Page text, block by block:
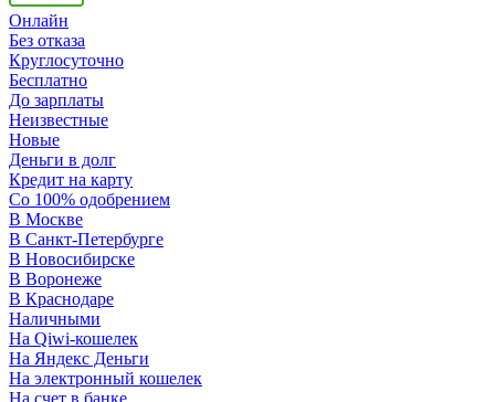
Онлайн
Без отказа
Круглосуточно
Бесплатно
До зарплаты
Неизвестные
Новые
Деньги в долг
Кредит на карту
Со 100% одобрением
В Москве
В Санкт-Петербурге
В Новосибирске
В Воронеже
В Краснодаре
Наличными
На Qiwi-кошелек
На Яндекс Деньги
На электронный кошелек
На счет в банке